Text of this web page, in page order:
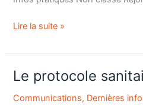
Lire la suite »
Le protocole
Communications, Dernières
Le
sanitaire